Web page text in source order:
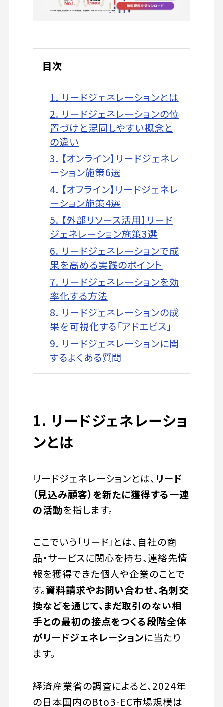
目次
1. リードジェネレーションとは
2. リードジェネレーションの位
置づけと混同しやすい概念と
の違い
3. 【オンライン】リードジェネレ
ーション施策6選
4. 【オフライン】リードジェネレ
ーション施策4選
5. 【外部リソース活用】リード
ジェネレーション施策3選
6. リードジェネレーションで成
果を高める実践のポイント
7. リードジェネレーションを効
率化する方法
8. リードジェネレーションの成
果を可視化する「アドエビス」
9. リードジェネレーションに関
するよくある質問
1. リードジェネレーショ
ンとは
リードジェネレーションとは、 リード
（見込み顧客）を新たに獲得する一連
の活動を指します。
ここでいう「リード」とは、自社の商
品・サービスに関心を持ち、連絡先情
報を獲得できた個人や企業のことで
す。資料請求やお問い合わせ、名刺交
換などを通じて、まだ取引のない相
手との最初の接点をつくる段階全体
がリードジェネレーションに当たり
ます。
経済産業省の調査によると、2024年
の日本国内のBtoB-EC市場規模は